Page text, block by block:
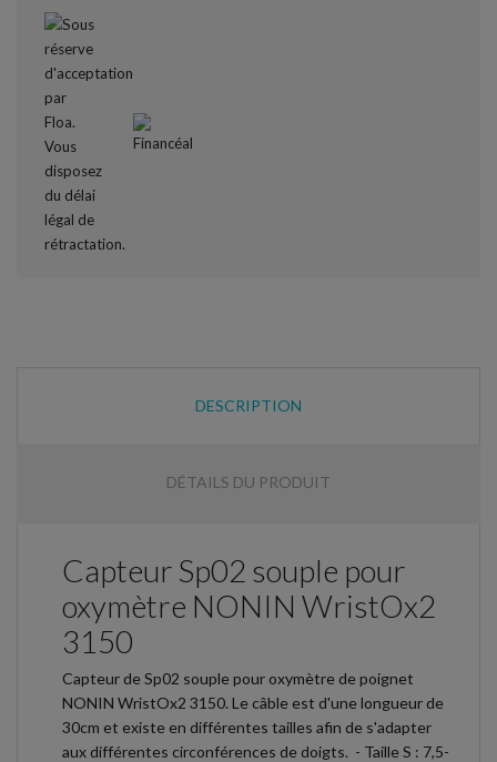
DESCRIPTION
DÉTAILS DU PRODUIT
Capteur Sp02 souple pour
oxymètre NONIN WristOx2
3150
Capteur de Sp02 souple pour oxymètre de poignet
NONIN WristOx2 3150. Le câble est d'une longueur de
30cm et existe en différentes tailles afin de s'adapter
aux différentes circonférences de doigts. - Taille S : 7,5-